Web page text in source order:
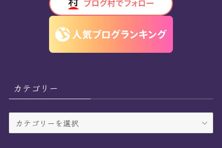
カテゴリー
テ